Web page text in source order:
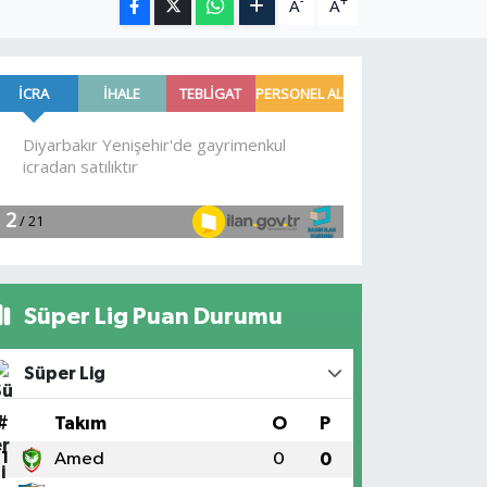
A A
Süper Lig Puan Durumu
Süper Lig
Takım O P
1 Amed 0 0